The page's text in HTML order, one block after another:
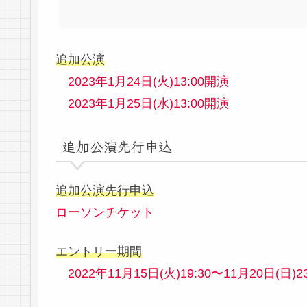
追加公演
2023年1月24日(火)13:00開演
2023年1月25日(水)13:00開演
追加公演先行申込
追加公演先行申込
ローソンチケット
エントリー期間
2022年11月15日(火)19:30〜11月20日(日